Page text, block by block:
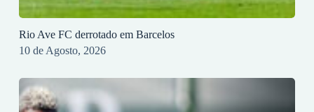
Rio Ave FC derrotado em Barcelos
10 de Agosto, 2026